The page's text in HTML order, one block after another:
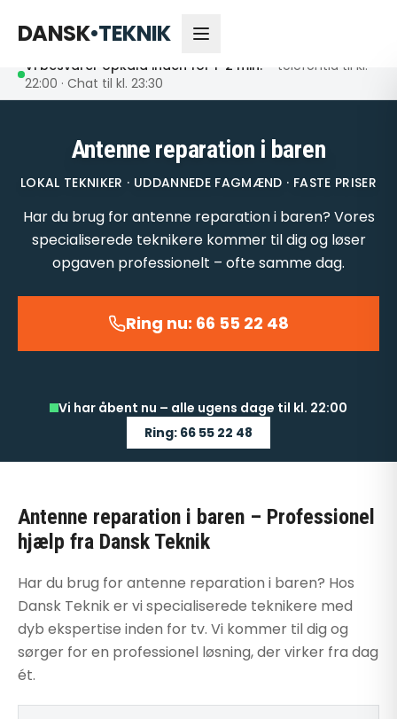
DANSK•TEKNIK
Åbent nu
Vi besvarer opkald inden for 1-2 min. – telefontid til kl.
22:00 · Chat til kl. 23:30
Antenne reparation i baren
LOKAL TEKNIKER · UDDANNEDE FAGMÆND · FASTE PRISER
Har du brug for antenne reparation i baren? Vores
specialiserede teknikere kommer til dig og løser
opgaven professionelt – ofte samme dag.
Ring nu: 66 55 22 48
Vi har åbent nu – alle ugens dage til kl. 22:00
Ring: 66 55 22 48
Antenne reparation i baren – Professionel
hjælp fra Dansk Teknik
Har du brug for antenne reparation i baren? Hos
Dansk Teknik er vi specialiserede teknikere med
dyb ekspertise inden for tv. Vi kommer til dig og
sørger for en professionel løsning, der virker fra dag
ét.